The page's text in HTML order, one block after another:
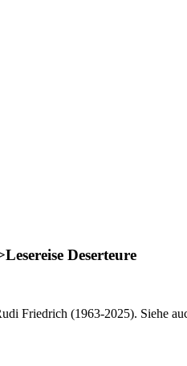
Deserteure
Friedrich (1963-2025). Siehe